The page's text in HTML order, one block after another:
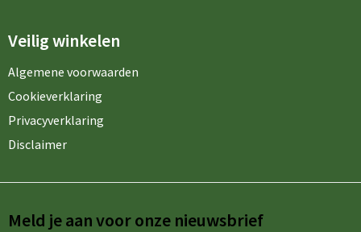
Veilig winkelen
Algemene voorwaarden
Cookieverklaring
Privacyverklaring
Disclaimer
Meld je aan voor onze nieuwsbrief